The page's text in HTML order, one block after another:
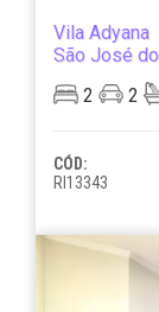
Vila Adyana
São José
2
2
CÓD:
RI13343